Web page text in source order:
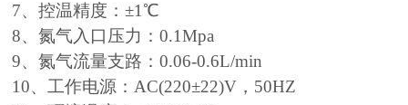
7、控温精度：±1℃
8、氮气入口压力：0.1Mpa
9、氮气流量支路：0.06-0.6L/min
10、工作电源：AC(220±22)V，50HZ